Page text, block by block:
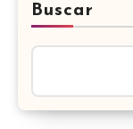
Buscar